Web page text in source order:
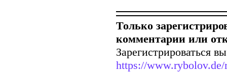
Только
комментарии или
Зарегистрироваться
https://www.rybolov.de/